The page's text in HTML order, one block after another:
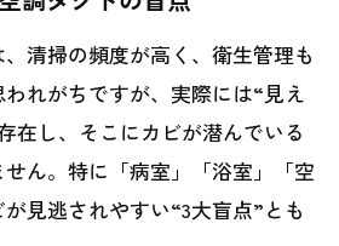
清掃の頻度が高く、衛生管理も
れがちですが、実際には“見え
在し、そこにカビが潜んでいる
ん。特に「病室」「浴室」「空
見逃されやすい“3大盲点”とも